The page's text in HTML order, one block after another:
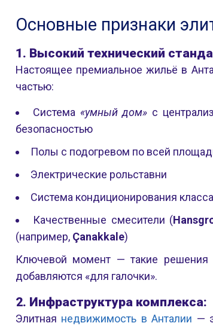
Основные признаки
1. Высокий технический
Настоящее премиальное жильё в
частью:
Система «умный дом» с
безопасностью
Полы с подогревом по всей
Электрические рольставни
Система кондиционирования класса
Качественные смесители (
(например, Çanakkale)
Ключевой момент — такие решения
добавляются «для галочки».
2. Инфраструктура комплекса:
Элитная недвижимость в Анталии —